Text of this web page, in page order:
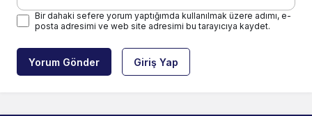
Bir dahaki sefere yorum yaptığımda kullanılmak üzere adımı, e-
posta adresimi ve web site adresimi bu tarayıcıya kaydet.
Yorum Gönder Giriş Yap